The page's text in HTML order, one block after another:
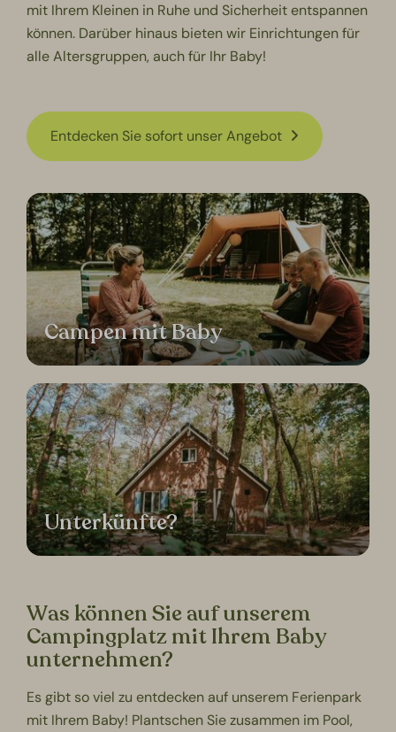
mit Ihrem Kleinen in Ruhe und Sicherheit entspannen
können. Darüber hinaus bieten wir Einrichtungen für
alle Altersgruppen, auch für Ihr Baby!
Entdecken Sie sofort unser Angebot
Campen mit Baby
Unterkünfte?
Was können Sie auf unserem
Campingplatz mit Ihrem Baby
unternehmen?
Es gibt so viel zu entdecken auf unserem Ferienpark
mit Ihrem Baby! Plantschen Sie zusammen im Pool,